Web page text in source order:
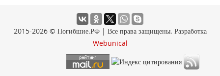
2015-2026 © Погибшие.РФ | Все права защищены. Разработка
Webunical